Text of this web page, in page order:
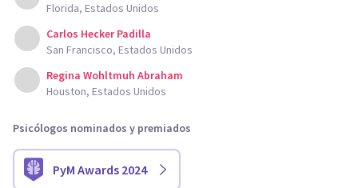
Florida, Estados Unidos
Carlos Hecker Padilla
San Francisco, Estados Unidos
Regina Wohltmuh Abraham
Houston, Estados Unidos
Psicólogos nominados y premiados
PyM Awards 2024